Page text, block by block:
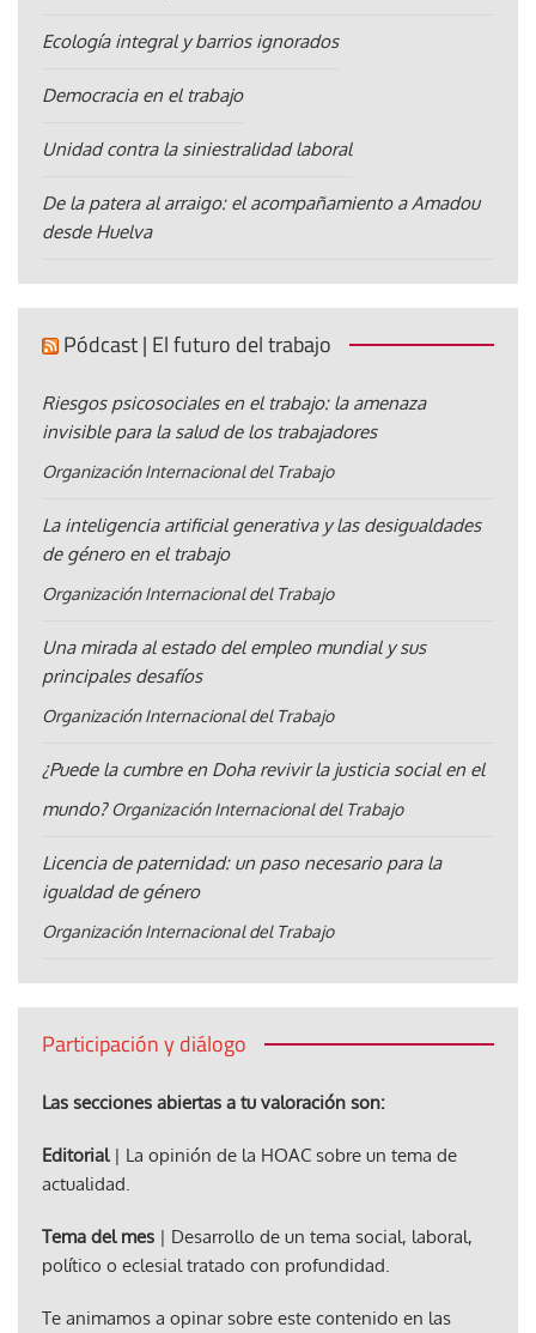
Ecología integral y barrios ignorados
Democracia en el trabajo
Unidad contra la siniestralidad laboral
De la patera al arraigo: el acompañamiento a Amadou
desde Huelva
Pódcast | El futuro del trabajo
Riesgos psicosociales en el trabajo: la amenaza
invisible para la salud de los trabajadores
Organización Internacional del Trabajo
La inteligencia artificial generativa y las desigualdades
de género en el trabajo
Organización Internacional del Trabajo
Una mirada al estado del empleo mundial y sus
principales desafíos
Organización Internacional del Trabajo
¿Puede la cumbre en Doha revivir la justicia social en el
mundo? Organización Internacional del Trabajo
Licencia de paternidad: un paso necesario para la
igualdad de género
Organización Internacional del Trabajo
Participación y diálogo
Las secciones abiertas a tu valoración son:
Editorial| La opinión de la HOAC sobre un tema de
actualidad.
Tema del mes | Desarrollo de un tema social, laboral,
político o eclesial tratado con profundidad.
Te animamos a opinar sobre este contenido en las